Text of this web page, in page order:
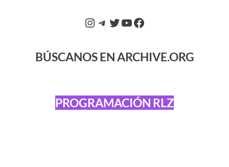
BÚSCANOS EN ARCHIVE.ORG
PROGRAMACIÓN RLZ